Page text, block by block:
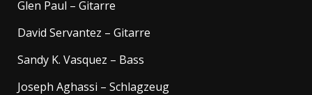
Glen Paul – Gitarre
David Servantez – Gitarre
Sandy K. Vasquez – Bass
Joseph Aghassi – Schlagzeug